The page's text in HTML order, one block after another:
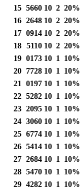
15 5660 10 2 20%
16 2648 10 2 20%
17 0914 10 2 20%
18
5110 10 2 20%
19 0173 10 1 10%
20
7728 10 1 10%
21
0197 10 1 10%
22 5282 10 1 10%
23 2095 10 1 10%
24 3060 10 1 10%
25 6774 10 1 10%
26 5414 10 1 10%
27 2684 10 1 10%
28 5470 10 1 10%
29 4282 10 1 10%